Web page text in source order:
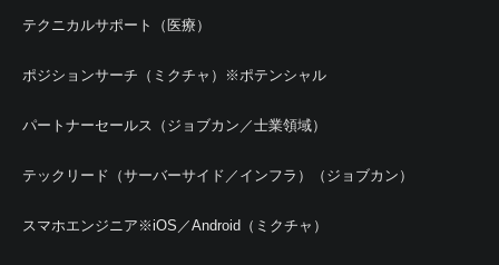
テクニカルサポート（医療）
ポジションサーチ（ミクチャ）※ポテンシャル
パートナーセールス（ジョブカン／士業領域）
テックリード（サーバーサイド／インフラ）（ジョブカン）
スマホエンジニア※iOS／Android（ミクチャ）